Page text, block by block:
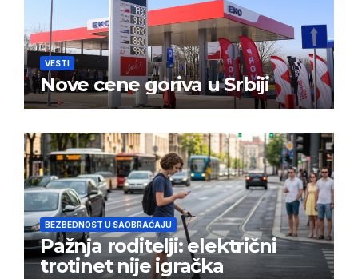
VESTI
Nove cene goriva u Srbiji
BEZBEDNOST U SAOBRAĆAJU
Pažnja roditelji: električni
trotinet nije igračka